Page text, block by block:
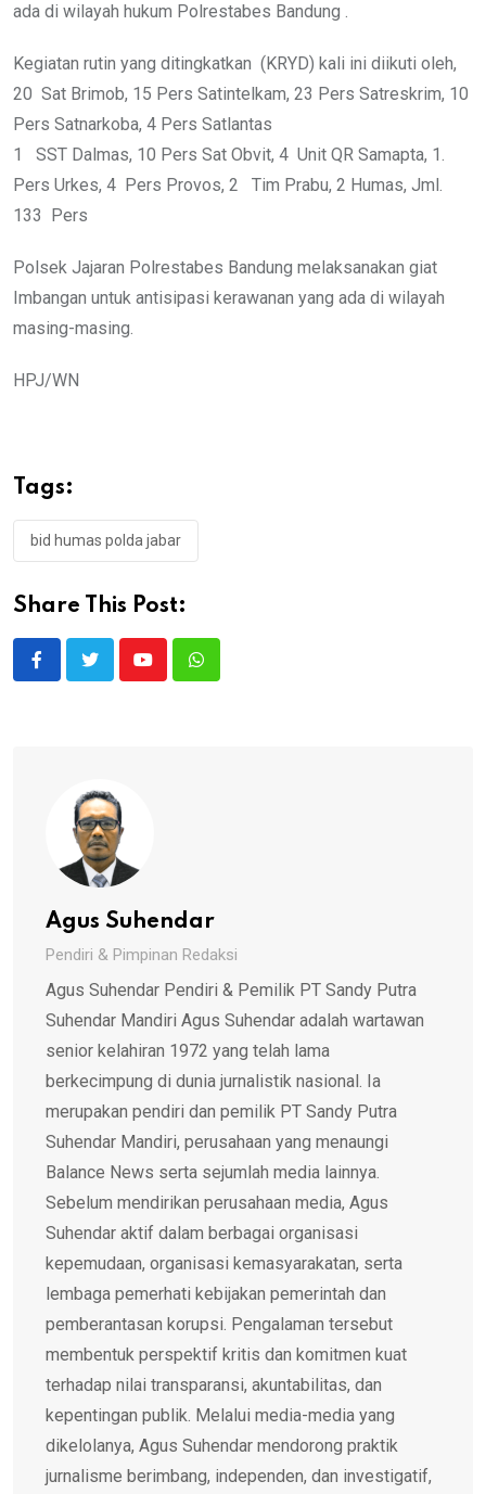
ada di wilayah hukum Polrestabes Bandung .
Kegiatan rutin yang ditingkatkan (KRYD) kali ini diikuti oleh,
20 Sat Brimob, 15 Pers Satintelkam, 23 Pers Satreskrim, 10
Pers Satnarkoba, 4 Pers Satlantas
1 SST Dalmas, 10 Pers Sat Obvit, 4 Unit QR Samapta, 1.
Pers Urkes, 4 Pers Provos, 2 Tim Prabu, 2 Humas, Jml.
133 Pers
Polsek Jajaran Polrestabes Bandung melaksanakan giat
Imbangan untuk antisipasi kerawanan yang ada di wilayah
masing-masing.
HPJ/WN
Tags:
bid humas polda jabar
Share This Post:
YoutubeWhatsapp
Agus Suhendar
Pendiri & Pimpinan Redaksi
Agus Suhendar Pendiri & Pemilik PT Sandy Putra
Suhendar Mandiri Agus Suhendar adalah wartawan
senior kelahiran 1972 yang telah lama
berkecimpung di dunia jurnalistik nasional. Ia
merupakan pendiri dan pemilik PT Sandy Putra
Suhendar Mandiri, perusahaan yang menaungi
Balance News serta sejumlah media lainnya.
Sebelum mendirikan perusahaan media, Agus
Suhendar aktif dalam berbagai organisasi
kepemudaan, organisasi kemasyarakatan, serta
lembaga pemerhati kebijakan pemerintah dan
pemberantasan korupsi. Pengalaman tersebut
membentuk perspektif kritis dan komitmen kuat
terhadap nilai transparansi, akuntabilitas, dan
kepentingan publik. Melalui media-media yang
dikelolanya, Agus Suhendar mendorong praktik
jurnalisme berimbang, independen, dan investigatif,